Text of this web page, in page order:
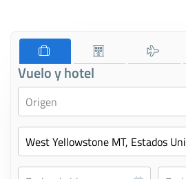
Vuelo y hotel